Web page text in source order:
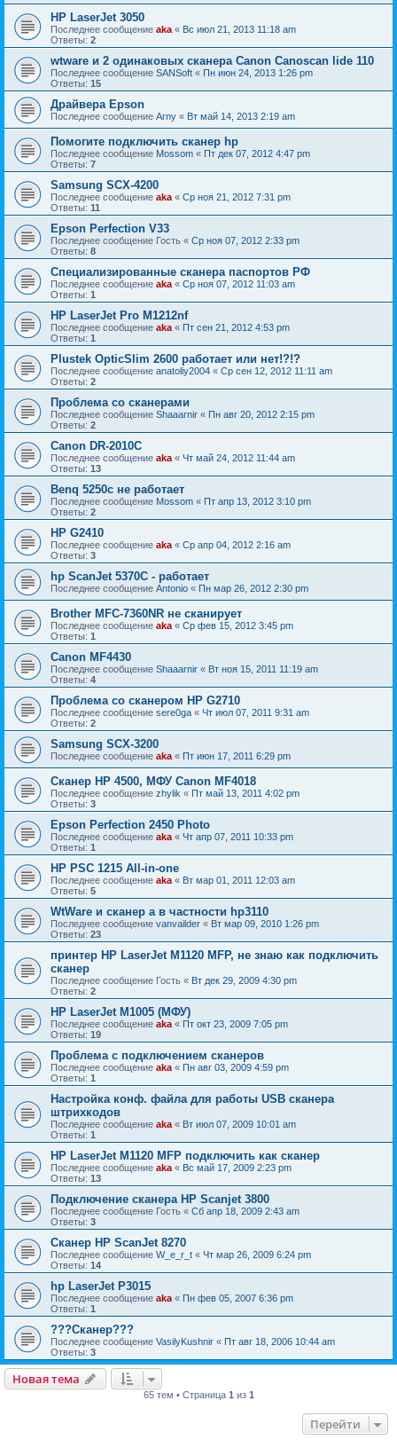
HP LaserJet 3050
Последнее сообщение aka « Вс июл 21, 2013 11:18 am
Ответы: 2
wtware и 2 одинаковых сканера Canon Canoscan lide 110
Последнее сообщение SANSoft « Пн июн 24, 2013 1:26 pm
Ответы: 15
Драйвера Epson
Последнее сообщение Arny « Вт май 14, 2013 2:19 am
Помогите подключить сканер hp
Последнее сообщение Mossom « Пт дек 07, 2012 4:47 pm
Ответы: 7
Samsung SCX-4200
Последнее сообщение aka « Ср ноя 21, 2012 7:31 pm
Ответы: 11
Epson Perfection V33
Последнее сообщение Гость « Ср ноя 07, 2012 2:33 pm
Ответы: 8
Специализированные сканера паспортов РФ
Последнее сообщение aka « Ср ноя 07, 2012 11:03 am
Ответы: 1
HP LaserJet Pro M1212nf
Последнее сообщение aka « Пт сен 21, 2012 4:53 pm
Ответы: 1
Plustek OpticSlim 2600 работает или нет!?!?
Последнее сообщение anatoliy2004 « Ср сен 12, 2012 11:11 am
Ответы: 2
Проблема со сканерами
Последнее сообщение Shaaarnir « Пн авг 20, 2012 2:15 pm
Ответы: 2
Canon DR-2010C
Последнее сообщение aka « Чт май 24, 2012 11:44 am
Ответы: 13
Benq 5250c не работает
Последнее сообщение Mossom « Пт апр 13, 2012 3:10 pm
Ответы: 2
HP G2410
Последнее сообщение aka « Ср апр 04, 2012 2:16 am
Ответы: 3
hp ScanJet 5370С - работает
Последнее сообщение Antonio « Пн мар 26, 2012 2:30 pm
Brother MFC-7360NR не сканирует
Последнее сообщение aka « Ср фев 15, 2012 3:45 pm
Ответы: 1
Canon MF4430
Последнее сообщение Shaaarnir « Вт ноя 15, 2011 11:19 am
Ответы: 4
Проблема со сканером HP G2710
Последнее сообщение sere0ga « Чт июл 07, 2011 9:31 am
Ответы: 2
Samsung SCX-3200
Последнее сообщение aka « Пт июн 17, 2011 6:29 pm
Сканер HP 4500, МФУ Canon MF4018
Последнее сообщение zhylik « Пт май 13, 2011 4:02 pm
Ответы: 3
Epson Perfection 2450 Photo
Последнее сообщение aka « Чт апр 07, 2011 10:33 pm
Ответы: 1
HP PSC 1215 All-in-one
Последнее сообщение aka « Вт мар 01, 2011 12:03 am
Ответы: 5
WtWare и сканер а в частности hp3110
Последнее сообщение vanvailder « Вт мар 09, 2010 1:26 pm
Ответы: 23
принтер HP LaserJet M1120 MFP, не знаю как подключить
сканер
Последнее сообщение Гость « Вт дек 29, 2009 4:30 pm
Ответы: 2
HP LaserJet M1005 (МФУ)
Последнее сообщение aka « Пт окт 23, 2009 7:05 pm
Ответы: 19
Проблема с подключением сканеров
Последнее сообщение aka « Пн авг 03, 2009 4:59 pm
Ответы: 1
Настройка конф. файла для работы USB сканера
штрихкодов
Последнее сообщение aka « Вт июл 07, 2009 10:01 am
Ответы: 1
HP LaserJet M1120 MFP подключить как сканер
Последнее сообщение aka « Вс май 17, 2009 2:23 pm
Ответы: 13
Подключение сканера HP Scanjet 3800
Последнее сообщение Гость « Сб апр 18, 2009 2:43 am
Ответы: 3
Сканер HP ScanJet 8270
Последнее сообщение W_e_r_t « Чт мар 26, 2009 6:24 pm
Ответы: 14
hp LaserJet P3015
Последнее сообщение aka « Пн фев 05, 2007 6:36 pm
Ответы: 1
???Сканер???
Последнее сообщение VasilyKushnir « Пт авг 18, 2006 10:44 am
Ответы: 3
Новая тема
65 тем • Страница 1 из 1
Перейти